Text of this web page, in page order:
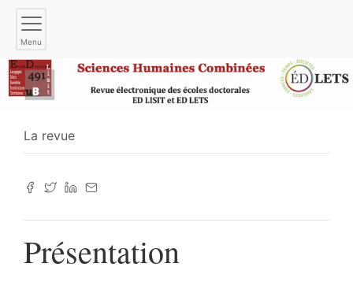
Menu
La revue
Présentation